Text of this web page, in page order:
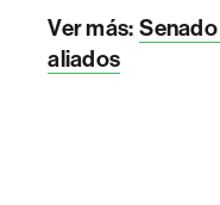
Ver más:
aliados